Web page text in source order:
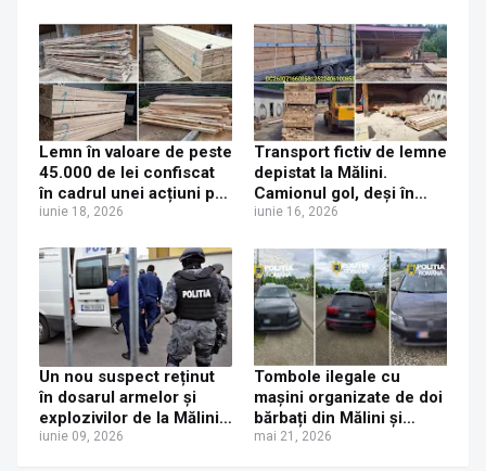
reținut
Lemn în valoare de peste
45.000 de lei confiscat
în cadrul unei acțiuni pe
linie silvică în zona
județul Suceava
iunie 18, 2026
Transport fictiv de lemne
depistat la Mălini.
Camionul gol, deși în
acte figura cu peste 50
cherestea
iunie 16, 2026
Un nou suspect reținut
în dosarul armelor și
explozivilor de la Mălini.
Bilanțul ajunge la șase
iunie 09, 2026
Tombole ilegale cu
mașini organizate de doi
bărbați din Mălini și
Slatina. Poliștii au
mai 21, 2026